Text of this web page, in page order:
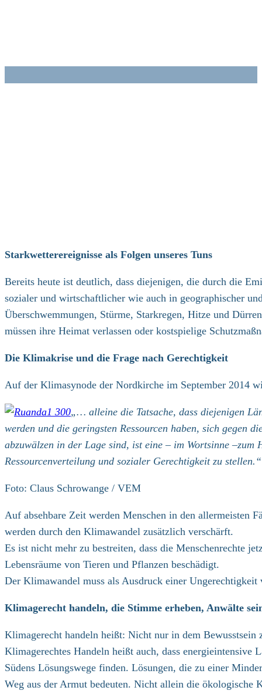
Starkwetterereignisse als Folgen unseres Tuns
Bereits heute ist deutlich, dass diejenigen, die durch die
sozialer und wirtschaftlicher wie auch in geographischer
Überschwemmungen, Stürme, Starkregen, Hitze und
müssen ihre Heimat verlassen oder kostspielige
Die Klimakrise und die Frage nach Gerechtigkeit
Auf der Klimasynode der Nordkirche im September 2014
„… alleine die Tatsache, dass diejenigen
werden und die geringsten Ressourcen haben, sich gegen
abzuwälzen in der Lage sind, ist eine – im Wortsinne
Ressourcenverteilung und sozialer Gerechtigkeit zu stellen.“
Foto: Claus Schrowange / VEM
Auf absehbare Zeit werden Menschen in den allermeisten
werden durch den Klimawandel zusätzlich verschärft.
Es ist nicht mehr zu bestreiten, dass die Menschenrechte
Lebensräume von Tieren und Pflanzen beschädigt.
Der Klimawandel muss als Ausdruck einer
Klimagerecht handeln, die Stimme erheben, Anwälte
Klimagerecht handeln heißt: Nicht nur in dem
Klimagerechtes Handeln heißt auch, dass energieintensive
Südens Lösungswege finden. Lösungen, die zu einer
Weg aus der Armut bedeuten. Nicht allein die ökologische